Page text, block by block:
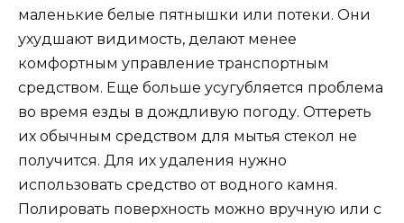
маленькие белые пятнышки или потеки. Они
ухудшают видимость, делают менее
комфортным управление транспортным
средством. Еще больше усугубляется проблема
во время езды в дождливую погоду. Оттереть
их обычным средством для мытья стекол не
получится. Для их удаления нужно
использовать средство от водного камня.
Полировать поверхность можно вручную или с